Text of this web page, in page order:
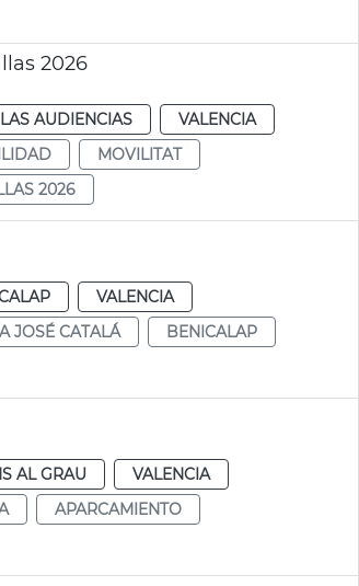
2026
AUDIENCIAS
VALENCIA
MOVILITAT
2026
VALENCIA
JOSÉ CATALÁ
BENICALAP
AL GRAU
VALENCIA
APARCAMIENTO